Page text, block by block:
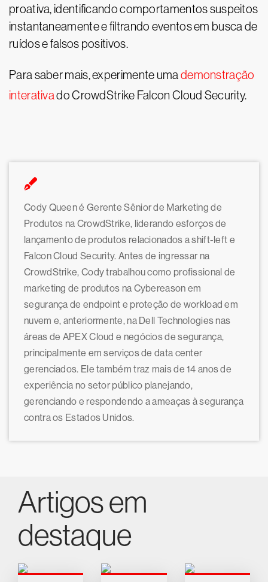
proativa, identificando comportamentos suspeitos
instantaneamente e filtrando eventos em busca de
ruídos e falsos positivos.
Para saber mais, experimente uma demonstração
interativado CrowdStrike Falcon Cloud Security.
Cody Queen é Gerente Sênior de Marketing de
Produtos na CrowdStrike, liderando esforços de
lançamento de produtos relacionados a shift-left e
Falcon Cloud Security. Antes de ingressar na
CrowdStrike, Cody trabalhou como profissional de
marketing de produtos na Cybereason em
segurança de endpoint e proteção de workload em
nuvem e, anteriormente, na Dell Technologies nas
áreas de APEX Cloud e negócios de segurança,
principalmente em serviços de data center
gerenciados. Ele também traz mais de 14 anos de
experiência no setor público planejando,
gerenciando e respondendo a ameaças à segurança
contra os Estados Unidos.
Artigos em
destaque